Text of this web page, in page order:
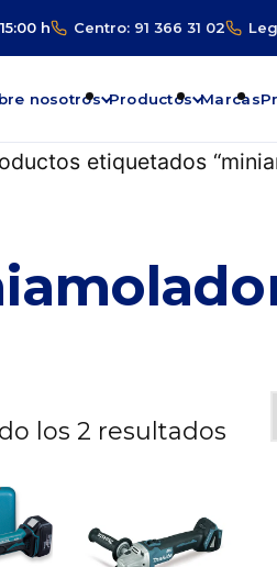
h Centro: 91 366 31 02
nosotros Productos Marcas
etiquetados
los 2 resultados